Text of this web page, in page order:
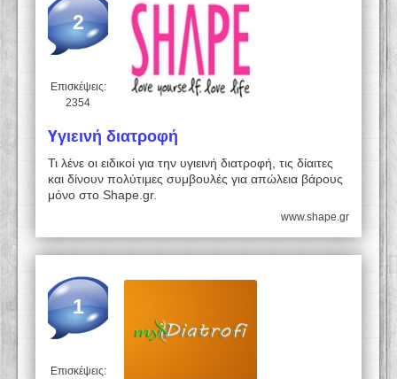
2
Επισκέψεις:
2354
Yγιεινή διατροφή
Τι λένε οι ειδικοί για την υγιεινή διατροφή, τις δίαιτες
και δίνουν πολύτιμες συμβουλές για απώλεια βάρους
μόνο στο Shape.gr.
www.shape.gr
1
Επισκέψεις: